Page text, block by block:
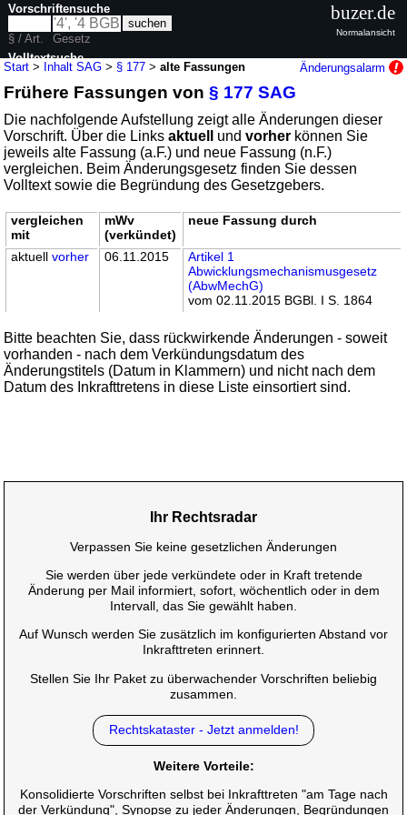
Start > Inhalt SAG > § 177 >alte Fassungen Änderungsalarm
Frühere Fassungen von§ 177 SAG
Die nachfolgende Aufstellung zeigt alle Änderungen dieser
Vorschrift. Über die Linksaktuell undvorher können Sie
jeweils alte Fassung (a.F.) und neue Fassung (n.F.)
vergleichen. Beim Änderungsgesetz finden Sie dessen
Volltext sowie die Begründung des Gesetzgebers.
vergleichen
mit
mWv
(verkündet)
neue Fassung durch
aktuellvorher 06.11.2015
Artikel 1
Abwicklungsmechanismusgesetz
(AbwMechG)
vom 02.11.2015 BGBl. I S. 1864
Bitte beachten Sie, dass rückwirkende Änderungen - soweit
vorhanden - nach dem Verkündungsdatum des
Änderungstitels (Datum in Klammern) und nicht nach dem
Datum des Inkrafttretens in diese Liste einsortiert sind.
Vorschriftensuche
§ / Art.
Gesetz
Volltextsuche
nur in SAG
buzer.de
Normalansicht
Ihr Rechtsradar
Verpassen Sie keine gesetzlichen Änderungen
Sie werden über jede verkündete oder in Kraft tretende
Änderung per Mail informiert, sofort, wöchentlich oder in dem
Intervall, das Sie gewählt haben.
Auf Wunsch werden Sie zusätzlich im konfigurierten Abstand vor
Inkrafttreten erinnert.
Stellen Sie Ihr Paket zu überwachender Vorschriften beliebig
zusammen.
Rechtskataster - Jetzt anmelden!
Weitere Vorteile:
Konsolidierte Vorschriften selbst bei Inkrafttreten "am Tage nach
der Verkündung", Synopse zu jeder Änderungen, Begründungen